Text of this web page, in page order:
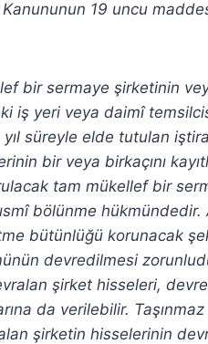
19 uncu
bir sermaye şirketinin
iş yeri veya daimî
süreyle elde tutulan
bir veya birkaçını
tam mükellef bir
bölünme
bütünlüğü korunacak
devredilmesi
şirket hisseleri,
da verilebilir.
şirketin hisselerinin